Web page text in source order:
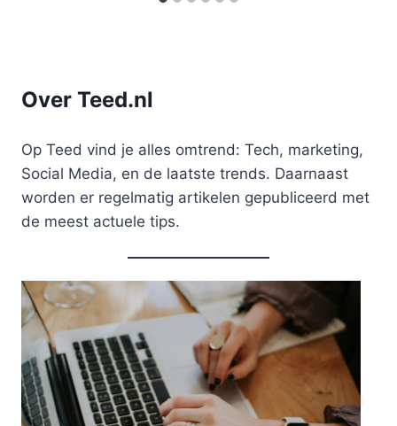
Over Teed.nl
Op Teed vind je alles omtrend: Tech, marketing,
Social Media, en de laatste trends. Daarnaast
worden er regelmatig artikelen gepubliceerd met
de meest actuele tips.